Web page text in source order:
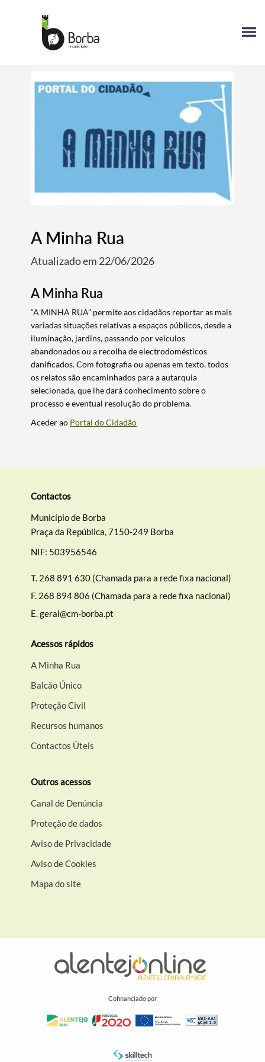
Categorias gerais
Filtros
A Minha Rua
Atualizado em 22/06/2026
A Minha Rua
“A MINHA RUA” permite aos cidadãos reportar as mais
variadas situações relativas a espaços públicos, desde a
iluminação, jardins, passando por veículos
abandonados ou a recolha de electrodomésticos
danificados. Com fotografia ou apenas em texto, todos
os relatos são encaminhados para a autarquia
selecionada, que lhe dará conhecimento sobre o
processo e eventual resolução do problema.
Aceder ao Portal do Cidadão
Contactos
Município de Borba
Praça da República, 7150-249 Borba
NIF: 503956546
T. 268 891 630 (Chamada para a rede fixa nacional)
F. 268 894 806 (Chamada para a rede fixa nacional)
E.geral@cm-borba.pt
Acessos rápidos
A Minha Rua
Balcão Único
Proteção Civil
Recursos humanos
Contactos Úteis
Outros acessos
Canal de Denúncia
Proteção de dados
Aviso de Privacidade
Aviso de Cookies
Mapa do site
Cofinanciado por